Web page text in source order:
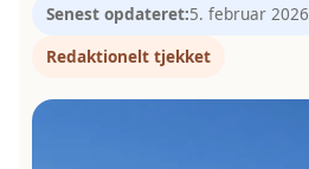
Senest opdateret:5. februar 2026
Redaktionelt tjekket